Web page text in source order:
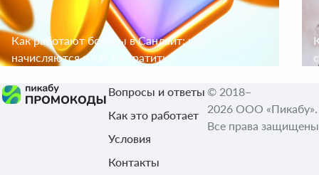
Как работают бонусы в Санлайт: как
начисляются и как их тратить
Вопросы и ответы
Как это работает
Условия
Контакты
© 2018–
2026 ООО «Пикабу».
Все права защищены